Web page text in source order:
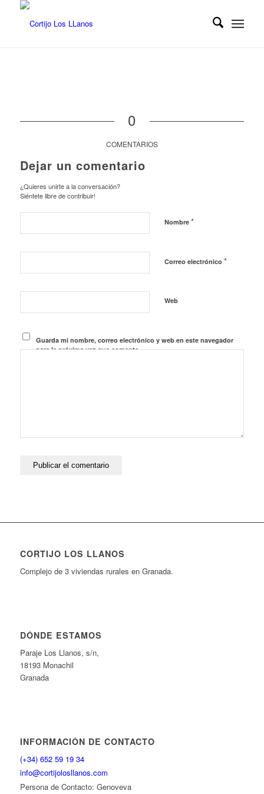
0
COMENTARIOS
Dejar un comentario
¿Quieres unirte a la conversación?
Siéntete libre de contribuir!
Nombre *
Correo electrónico *
Web
Guarda mi nombre, correo electrónico y web en este navegador
para la próxima vez que comente.
CORTIJO LOS LLANOS
Complejo de 3 viviendas rurales en Granada.
DÓNDE ESTAMOS
Paraje Los Llanos, s/n,
18193 Monachil
Granada
INFORMACIÓN DE CONTACTO
(+34) 652 59 19 34
info@cortijolosllanos.com
Persona de Contacto: Genoveva